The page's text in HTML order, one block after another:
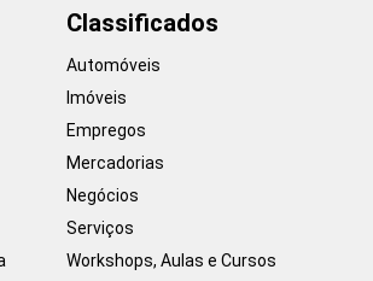
Classificados
Automóveis
Imóveis
Empregos
Mercadorias
Negócios
Serviços
Workshops, Aulas e Cursos